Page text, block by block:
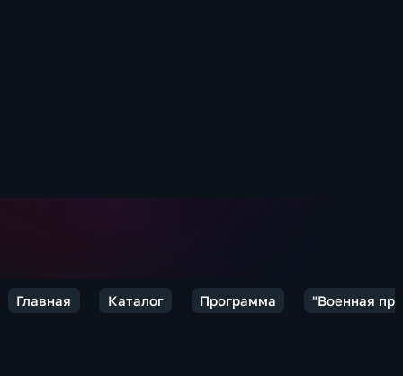
Главная Каталог Программа "Военная